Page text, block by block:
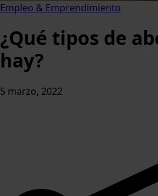
Empleo & Emprendimiento
¿Qué tipos de
hay?
5 marzo, 2022